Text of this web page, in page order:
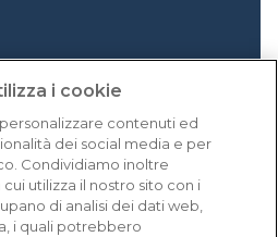
i cookie
contenuti ed
dei social media e per
Condividiamo inoltre
utilizza il nostro sito con i
di analisi dei dati web,
i quali potrebbero